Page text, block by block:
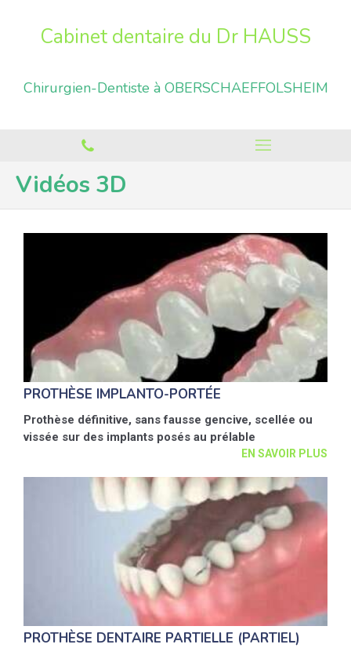
Cabinet dentaire du Dr HAUSS
Chirurgien-Dentiste à OBERSCHAEFFOLSHEIM
Vidéos 3D
PROTHÈSE IMPLANTO-PORTÉE
Prothèse définitive, sans fausse gencive, scellée ou
vissée sur des implants posés au prélable
EN SAVOIR PLUS
PROTHÈSE DENTAIRE PARTIELLE (PARTIEL)